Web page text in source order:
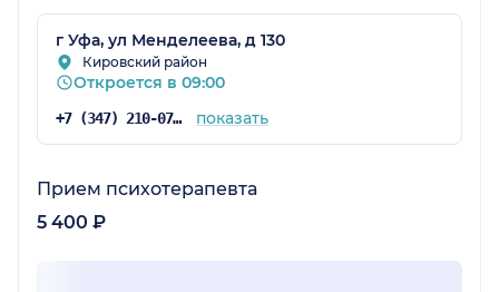
г Уфа, ул Менделеева, д 130
Кировский район
Откроется в 09:00
+7 (347) 210-07-94 показать
Прием психотерапевта
5 400 ₽